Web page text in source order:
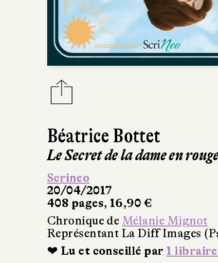
Béatrice Bottet
Le Secret de la dame en
Scrineo
20/04/2017
408 pages, 16,90 €
Chronique de Mélanie Mignot
Représentant La Diff Images
❤ Lu et conseillé par 1